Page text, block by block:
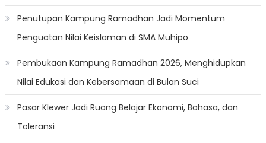
Penutupan Kampung Ramadhan Jadi Momentum
Penguatan Nilai Keislaman di SMA Muhipo
Pembukaan Kampung Ramadhan 2026, Menghidupkan
Nilai Edukasi dan Kebersamaan di Bulan Suci
Pasar Klewer Jadi Ruang Belajar Ekonomi, Bahasa, dan
Toleransi